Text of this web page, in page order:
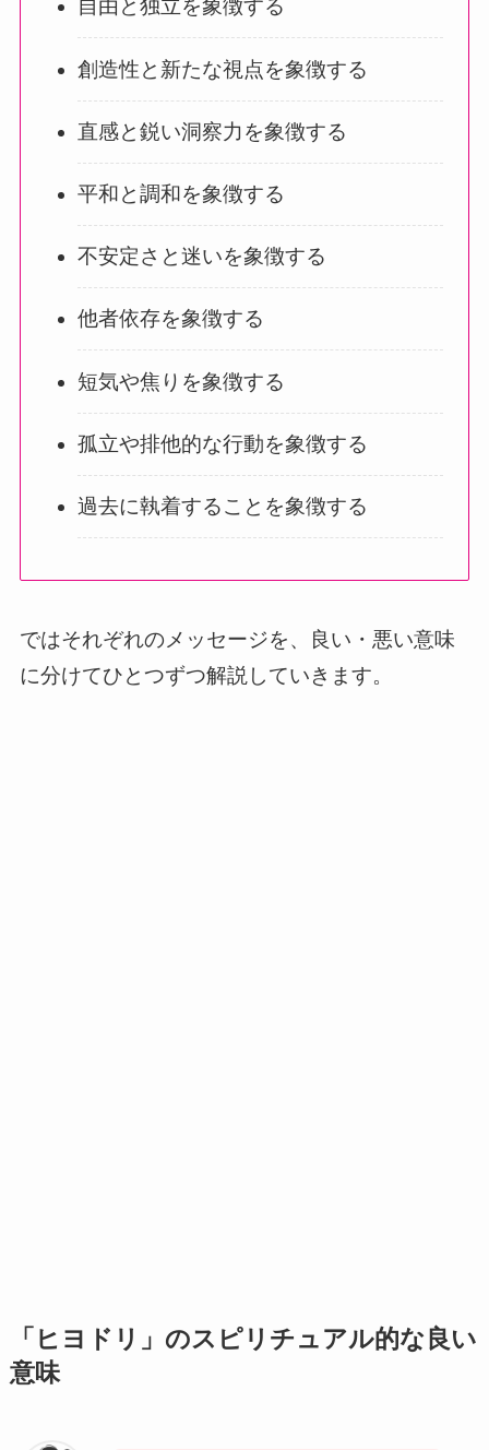
自由と独立を象徴する
創造性と新たな視点を象徴する
直感と鋭い洞察力を象徴する
平和と調和を象徴する
不安定さと迷いを象徴する
他者依存を象徴する
短気や焦りを象徴する
孤立や排他的な行動を象徴する
過去に執着することを象徴する
ではそれぞれのメッセージを、良い・悪い意味
に分けてひとつずつ解説していきます。
「ヒヨドリ」のスピリチュアル的な良い
意味